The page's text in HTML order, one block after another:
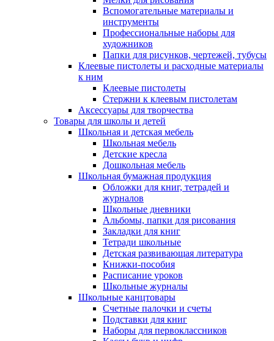
Вспомогательные материалы и
инструменты
Профессиональные наборы для
художников
Папки для рисунков, чертежей, тубусы
Клеевые пистолеты и расходные материалы
к ним
Клеевые пистолеты
Стержни к клеевым пистолетам
Аксессуары для творчества
Товары для школы и детей
Школьная и детская мебель
Школьная мебель
Детские кресла
Дошкольная мебель
Школьная бумажная продукция
Обложки для книг, тетрадей и
журналов
Школьные дневники
Альбомы, папки для рисования
Закладки для книг
Тетради школьные
Детская развивающая литература
Книжки-пособия
Расписание уроков
Школьные журналы
Школьные канцтовары
Счетные палочки и счеты
Подставки для книг
Наборы для первоклассников